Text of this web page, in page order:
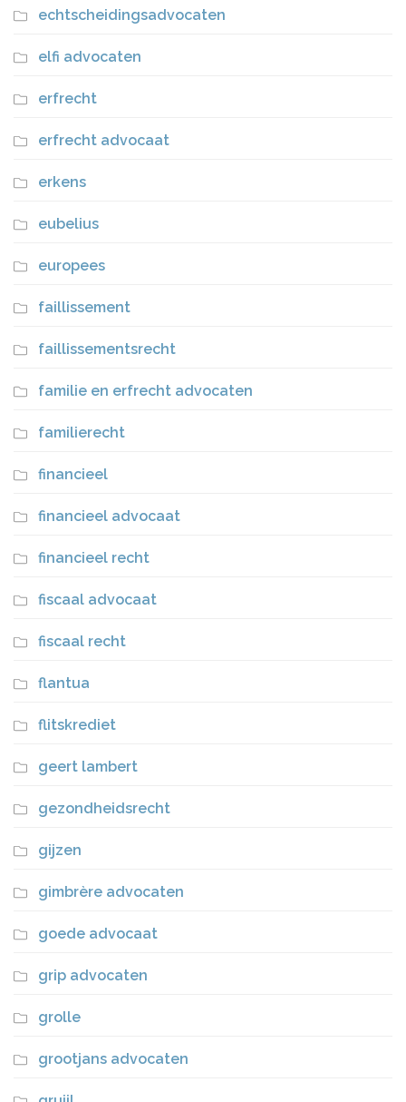
echtscheidingsadvocaten
elfi advocaten
erfrecht
erfrecht advocaat
erkens
eubelius
europees
faillissement
faillissementsrecht
familie en erfrecht advocaten
familierecht
financieel
financieel advocaat
financieel recht
fiscaal advocaat
fiscaal recht
flantua
flitskrediet
geert lambert
gezondheidsrecht
gijzen
gimbrère advocaten
goede advocaat
grip advocaten
grolle
grootjans advocaten